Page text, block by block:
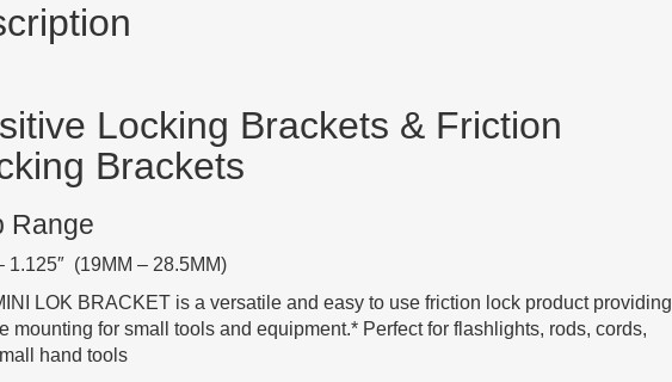
Locking Brackets & Friction
Brackets
Range
1.125″ (19MM – 28.5MM)
LOK BRACKET is a versatile and easy to use friction lock product providing
mounting for small tools and equipment.* Perfect for flashlights, rods, cords,
hand tools